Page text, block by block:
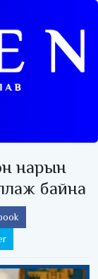
нарын
байна